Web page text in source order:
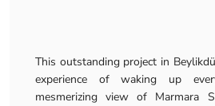
This outstanding project in
experience of waking up
mesmerizing view of Marmara